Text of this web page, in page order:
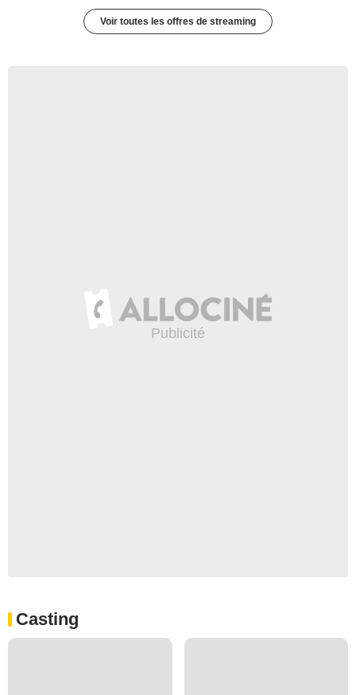
Voir toutes les offres de streaming
Casting